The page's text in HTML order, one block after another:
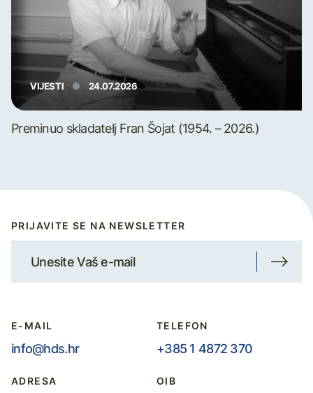
VIJESTI 24.07.2026
Preminuo skladatelj Fran Šojat (1954. – 2026.)
PRIJAVITE SE NA NEWSLETTER
E-MAIL
info@hds.hr
TELEFON
+385 1 4872 370
ADRESA OIB